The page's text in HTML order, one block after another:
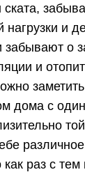
ската,
нагрузки и
о
и
дома с
раз с тем